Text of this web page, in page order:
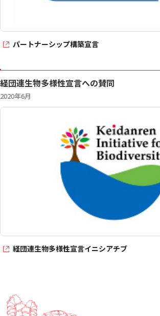
パートナーシップ構築宣言
経団連生物多様性宣言への賛同
2020年6月
経団連生物多様性宣言イニシアチブ